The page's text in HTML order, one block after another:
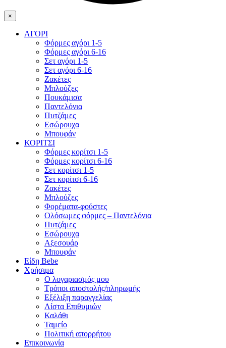
×
ΑΓΟΡΙ
Φόρμες αγόρι 1-5
Φόρμες αγόρι 6-16
Σετ αγόρι 1-5
Σετ αγόρι 6-16
Ζακέτες
Μπλούζες
Πουκάμισα
Παντελόνια
Πυτζάμες
Εσώρουχα
Μπουφάν
ΚΟΡΙΤΣΙ
Φόρμες κορίτσι 1-5
Φόρμες κορίτσι 6-16
Σετ κορίτσι 1-5
Σετ κορίτσι 6-16
Ζακέτες
Μπλούζες
Φορέματα-φούστες
Ολόσωμες φόρμες – Παντελόνια
Πυτζάμες
Εσώρουχα
Αξεσουάρ
Μπουφάν
Είδη Bebe
Χρήσιμα
Ο λογαριασμός μου
Τρόποι αποστολής/πληρωμής
Εξέλιξη παραγγελίας
Λίστα Επιθυμιών
Καλάθι
Ταμείο
Πολιτική απορρήτου
Επικοινωνία